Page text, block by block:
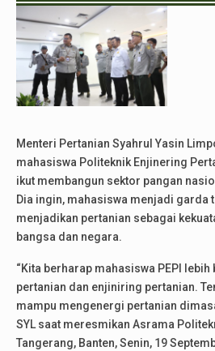
Menteri Pertanian Syahrul Yasin
mahasiswa Politeknik Enjinering
ikut membangun sektor pangan
Dia ingin, mahasiswa menjadi garda
menjadikan pertanian sebagai
bangsa dan negara.
“Kita berharap mahasiswa PEPI
pertanian dan enjiniring pertanian.
mampu mengenergi pertanian
SYL saat meresmikan Asrama
Tangerang, Banten, Senin, 19